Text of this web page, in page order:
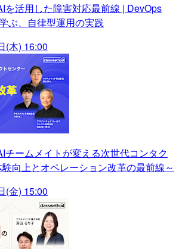
を活用した障害対応最前線 | DevOps
ぶ、自律型運用の実践
(木) 16:00
チームメイトが変える次世代コンタク
向上とオペレーション改革の最前線～
(金) 15:00